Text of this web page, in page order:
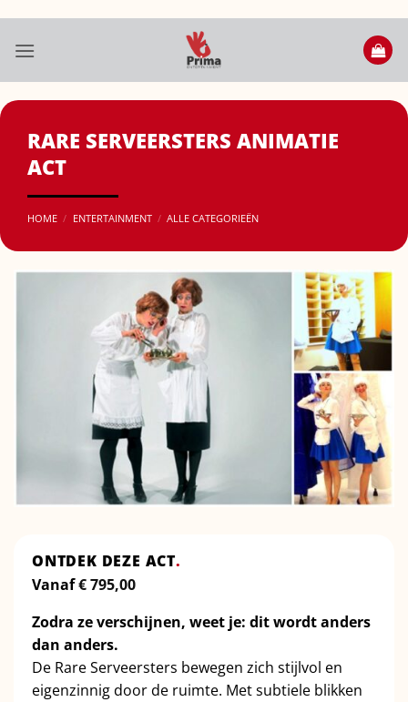
inhoud
RARE SERVEERSTERS ANIMATIE
ACT
HOME / ENTERTAINMENT / ALLE CATEGORIEËN
ONTDEK DEZE ACT.
Vanaf€795,00
Zodra ze verschijnen, weet je: dit wordt anders
dan anders.
De Rare Serveersters bewegen zich stijlvol en
eigenzinnig door de ruimte. Met subtiele blikken